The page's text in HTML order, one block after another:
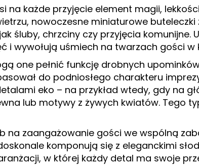
każde przyjęcie element magii,
nowoczesne miniaturowe buteleczki
śluby, chrzciny czy przyjęcia komunijne.
i wywołują uśmiech na twarzach gości w
one pełnić funkcję drobnych
do podniosłego charakteru
eko – na przykład wtedy, gdy na
lub motywy z żywych kwiatów. Tego
zaangażowanie gości we wspólną
komponują się z eleganckimi
w której każdy detal ma swoje